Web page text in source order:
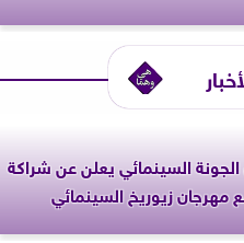
السينمائي يعلن عن شراكة
مهرجان زيوريخ السينمائي